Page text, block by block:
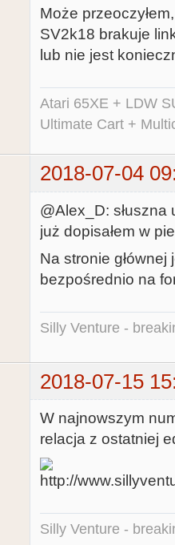
Może
SV2k18 brakuje
lub nie jest
Atari 65XE + LDW
Ultimate Cart +
2018-07-04
@Alex_D:
już dopisałem w
Na stronie
bezpośrednio na
Silly Venture -
2018-07-15
W najnowszym
relacja z ostatniej
Silly Venture -